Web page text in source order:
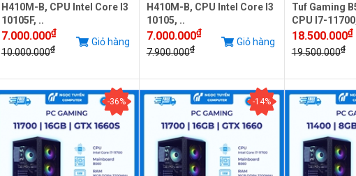
H410M-B, CPU Intel Core I3
10105F, ..
7.000.000₫
10.000.000₫
Giỏ hàng
H410M-B, CPU Intel Core I3
10105, ..
7.000.000₫
7.900.000₫
Giỏ hàng
Tuf Gaming
CPU I7-
18.500.000₫
19.500.000₫
-36% -14%